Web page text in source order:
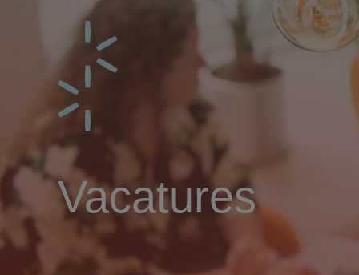
Vacatures